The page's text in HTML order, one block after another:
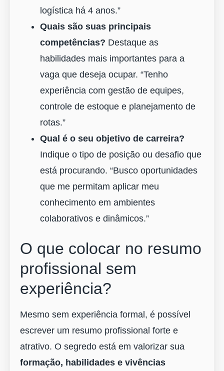
logística há 4 anos.”
Quais são suas principais
competências? Destaque as
habilidades mais importantes para a
vaga que deseja ocupar. “Tenho
experiência com gestão de equipes,
controle de estoque e planejamento de
rotas.”
Qual é o seu objetivo de carreira?
Indique o tipo de posição ou desafio que
está procurando. “Busco oportunidades
que me permitam aplicar meu
conhecimento em ambientes
colaborativos e dinâmicos.”
O que colocar no resumo
profissional sem
experiência?
Mesmo sem experiência formal, é possível
escrever um resumo profissional forte e
atrativo. O segredo está em valorizar sua
formação, habilidades e vivências